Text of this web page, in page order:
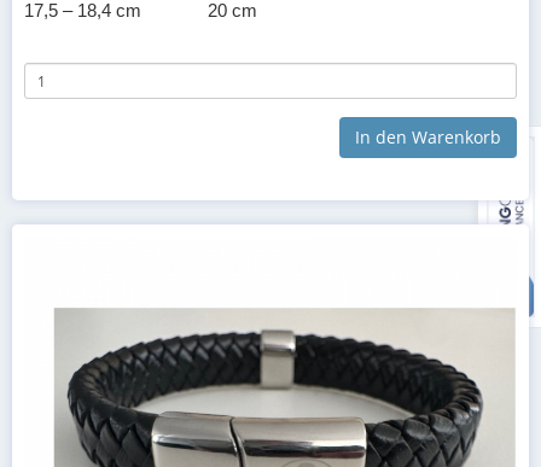
17,5 – 18,4 cm 20 cm
18,5 – 19,4 cm 21 cm
19,5 – 20,4 cm 22 cm
In den Warenkorb